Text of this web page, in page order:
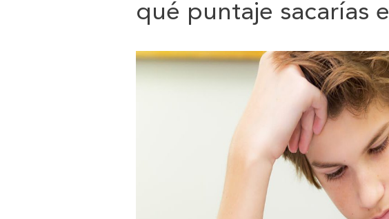
qué puntaje sacarías